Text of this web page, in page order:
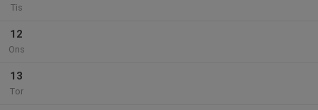
Tis
12
Ons
13
Tor